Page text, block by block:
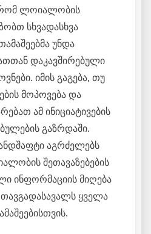
რომ ლოიალობის
სხვადასხვა
უნდა
დაკავშირებული
იმის გაგება, თუ
მოპოვება და
ამ ინიციატივების
გაზრდაში.
აგრძელებს
შეთავაზებების
ინფორმაციის მიღება
ყველა